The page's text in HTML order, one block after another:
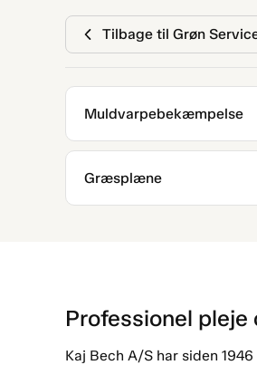
Tilbage til Grøn
Muldvarpebekæmpelse
Græsplæne
Professionel
Kaj Bech A/S har siden